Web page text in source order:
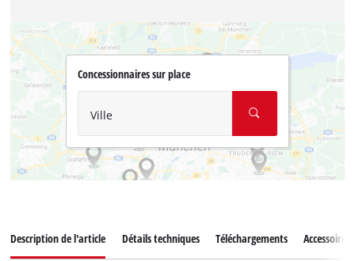
Concessionnaires sur place
Ville
Description de l'article Détails techniques Téléchargements Accessoires